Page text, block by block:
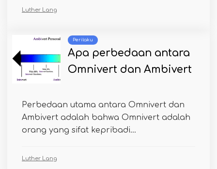
Luther Lang
Perilaku
Apa perbedaan antara
Omnivert dan Ambivert
Perbedaan utama antara Omnivert dan
Ambivert adalah bahwa Omnivert adalah
orang yang sifat kepribadi...
Luther Lang